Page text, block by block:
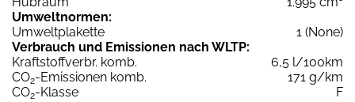
Umweltnormen:
Umweltplakette
1 (None)
Verbrauch und Emissionen nach WLTP:
Kraftstoffverbr. komb.
6,5 l/100km
CO2-Emissionen komb.
171 g/km
CO2-Klasse
F